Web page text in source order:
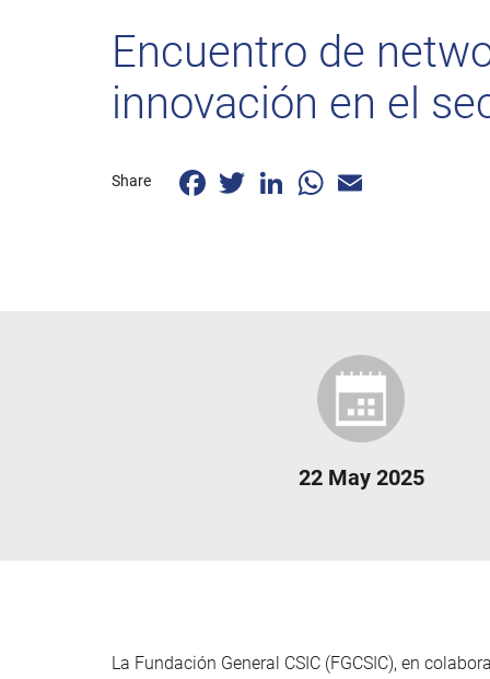
Encuentro de
innovación en el
Share FacebookTwitterLinkedInWhatsApp
22 May 2025
La Fundación General CSIC (FGCSIC), en